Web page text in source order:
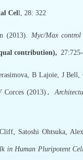
Cell, 28: 322
(2013). Myc/Max
contribution),
B Lajoie, J Bell,
Corces (2013)．
Satoshi Ohtsuka,
in Human Pluripotent